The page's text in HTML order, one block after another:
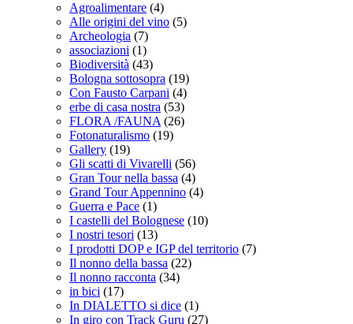
Agroalimentare (4)
Alle origini del vino (5)
Archeologia (7)
associazioni (1)
Biodiversità (43)
Bologna sottosopra (19)
Con Fausto Carpani (4)
erbe di casa nostra (53)
FLORA /FAUNA (26)
Fotonaturalismo (19)
Gallery (19)
Gli scatti di Vivarelli (56)
Gran Tour nella bassa (4)
Grand Tour Appennino (4)
Guerra e Pace (1)
I castelli del Bolognese (10)
I nostri tesori (13)
I prodotti DOP e IGP del territorio (7)
Il nonno della bassa (22)
Il nonno racconta (34)
in bici (17)
In DIALETTO si dice (1)
In giro con Track Guru (27)